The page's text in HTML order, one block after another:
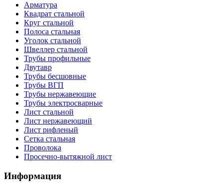
Арматура
Квадрат стальной
Круг стальной
Полоса стальная
Уголок стальной
Швеллер стальной
Трубы профильные
Двутавр
Трубы бесшовные
Трубы ВГП
Трубы нержавеющие
Трубы электросварные
Лист стальной
Лист нержавеющий
Лист рифленый
Сетка стальная
Проволока
Просечно-вытяжной лист
Информация